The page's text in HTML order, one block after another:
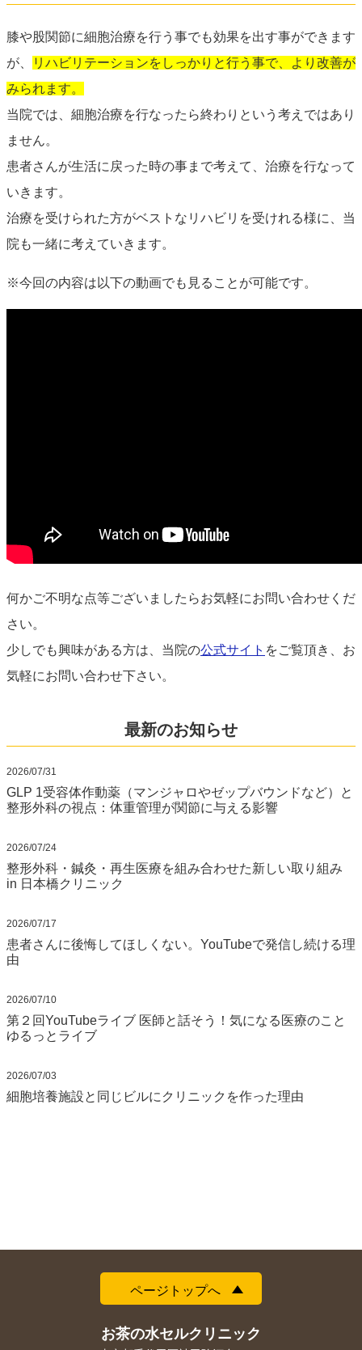
膝や股関節に細胞治療を行う事でも効果を出す事ができます
が、
リハビリテーションをしっかりと行う事で、より改善が
みられます。
当院では、細胞治療を行なったら終わりという考えではあり
ません。
患者さんが生活に戻った時の事まで考えて、治療を行なって
いきます。
治療を受けられた方がベストなリハビリを受けれる様に、当
院も一緒に考えていきます。
※今回の内容は以下の動画でも見ることが可能です。
何かご不明な点等ございましたらお気軽にお問い合わせくだ
さい。
少しでも興味がある方は、当院の公式サイト をご覧頂き、お
気軽にお問い合わせ下さい。
最新のお知らせ
2026/07/31
GLP 1受容体作動薬（マンジャロやゼップバウンドなど）と
整形外科の視点：体重管理が関節に与える影響
2026/07/24
整形外科・鍼灸・再生医療を組み合わせた新しい取り組み
in 日本橋クリニック
2026/07/17
患者さんに後悔してほしくない。YouTubeで発信し続ける理
由
2026/07/10
第２回YouTubeライブ 医師と話そう！気になる医療のこと
ゆるっとライブ
2026/07/03
細胞培養施設と同じビルにクリニックを作った理由
ページトップへ
お茶の水セルクリニック